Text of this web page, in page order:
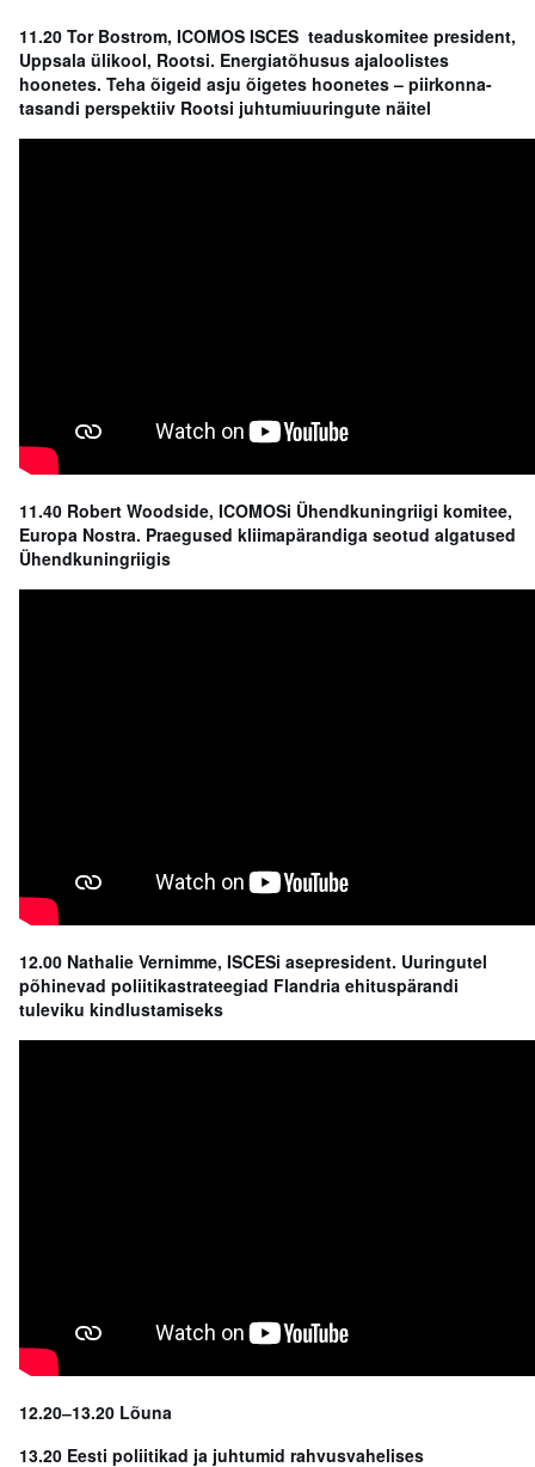
11.20 Tor Bostrom, ICOMOS ISCES teaduskomitee president,
Uppsala ülikool, Rootsi. Energiatõhusus ajaloolistes
hoonetes. Teha õigeid asju õigetes hoonetes – piirkonna-
tasandi perspektiiv Rootsi juhtumiuuringute näitel
11.40 Robert Woodside, ICOMOSi Ühendkuningriigi komitee,
Europa Nostra. Praegused kliimapärandiga seotud algatused
Ühendkuningriigis
12.00 Nathalie Vernimme, ISCESi asepresident. Uuringutel
põhinevad poliitikastrateegiad Flandria ehituspärandi
tuleviku kindlustamiseks
12.20‒13.20 Lõuna
13.20 Eesti poliitikad ja juhtumid rahvusvahelises